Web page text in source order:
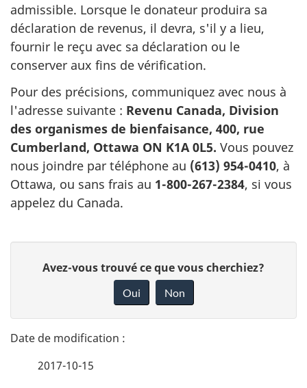
admissible. Lorsque le donateur produira sa
déclaration de revenus, il devra, s'il y a lieu,
fournir le reçu avec sa déclaration ou le
conserver aux fins de vérification.
Pour des précisions, communiquez avec nous à
l'adresse suivante : Revenu Canada, Division
des organismes de bienfaisance, 400, rue
Cumberland, Ottawa ON K1A 0L5. Vous pouvez
nous joindre par téléphone au (613) 954-0410, à
Ottawa, ou sans frais au 1-800-267-2384, si vous
appelez du Canada.
t
a
n
Avez-vous trouvé ce que vous cherchiez?
Oui Non
2017-10-15